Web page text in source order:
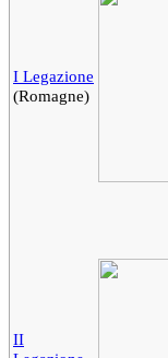
I Legazione
(Romagne)
II